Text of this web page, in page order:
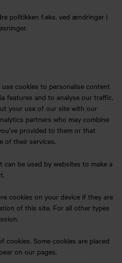
politikken f.eks. ved ændringer i
cookies to personalise content
features and to analyse our traffic.
your use of our site with our
partners who may combine
provided to them or that
of their services.
be used by websites to make a
cookies on your device if they are
of this site. For all other types
Some cookies are placed
on our pages.